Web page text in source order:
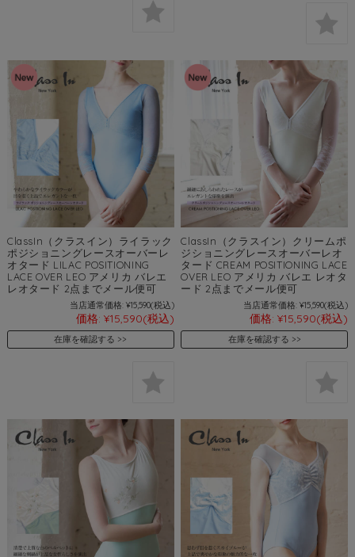
ClassIn（クラスイン）ライラック
ポジショニングレースオーバーレ
オタード LILAC POSITIONING
LACE OVER LEO アメリカ バレエ
レオタード 2点までメール便可
当店通常価格: ¥15,590(税込)
価格: ¥15,590(税込)
在庫を確認する
ClassIn（クラスイン）クリームポ
ジショニングレースオーバーレオ
タード CREAM POSITIONING LACE
OVER LEO アメリカ バレエ レオタ
ード 2点までメール便可
当店通常価格: ¥15,590(税込)
価格: ¥15,590(税込)
在庫を確認する